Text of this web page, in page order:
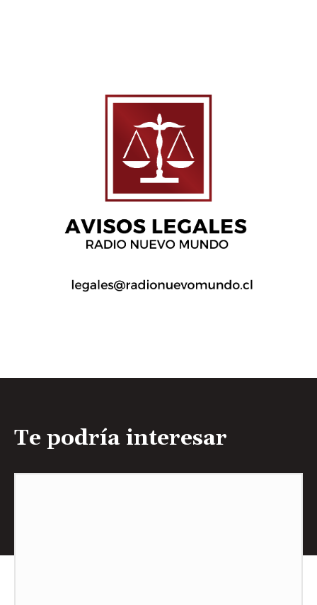
Te podría interesar